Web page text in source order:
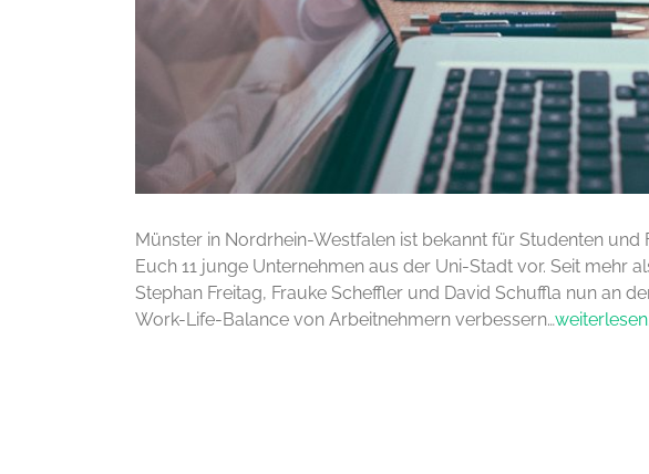
Münster in Nordrhein-Westfalen ist bekannt für Studenten und
Euch 11 junge Unternehmen aus der Uni-Stadt vor. Seit mehr
Stephan Freitag, Frauke Scheffler und David Schuffla nun an
Work-Life-Balance von Arbeitnehmern verbessern…